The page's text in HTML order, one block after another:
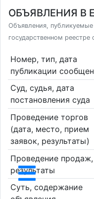
ОБЪЯВЛЕНИЯ В
Объявления,
государственном
Номер, тип, дата
публикации
Суд, судья, дата
постановления суда
Проведение торгов
(дата, место, прием
заявок, результаты)
Проведение продаж,
результаты
Суть, содержание